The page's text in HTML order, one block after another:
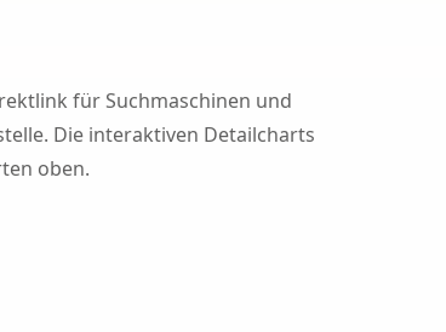
für Suchmaschinen und
Die interaktiven Detailcharts
oben.